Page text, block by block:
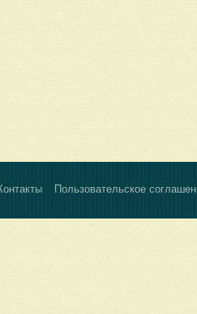
Пользовательское